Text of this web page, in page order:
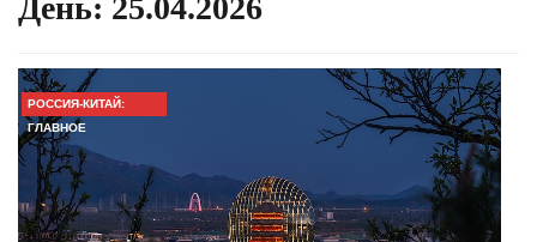
День: 25.04.2026
РОССИЯ-КИТАЙ:
ГЛАВНОЕ